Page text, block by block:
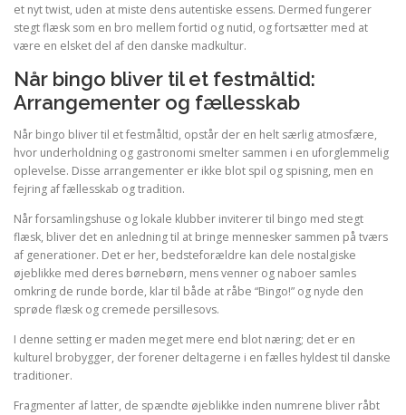
et nyt twist, uden at miste dens autentiske essens. Dermed fungerer
stegt flæsk som en bro mellem fortid og nutid, og fortsætter med at
være en elsket del af den danske madkultur.
Når bingo bliver til et festmåltid:
Arrangementer og fællesskab
Når bingo bliver til et festmåltid, opstår der en helt særlig atmosfære,
hvor underholdning og gastronomi smelter sammen i en uforglemmelig
oplevelse. Disse arrangementer er ikke blot spil og spisning, men en
fejring af fællesskab og tradition.
Når forsamlingshuse og lokale klubber inviterer til bingo med stegt
flæsk, bliver det en anledning til at bringe mennesker sammen på tværs
af generationer. Det er her, bedsteforældre kan dele nostalgiske
øjeblikke med deres børnebørn, mens venner og naboer samles
omkring de runde borde, klar til både at råbe “Bingo!” og nyde den
sprøde flæsk og cremede persillesovs.
I denne setting er maden meget mere end blot næring; det er en
kulturel brobygger, der forener deltagerne i en fælles hyldest til danske
traditioner.
Fragmenter af latter, de spændte øjeblikke inden numrene bliver råbt